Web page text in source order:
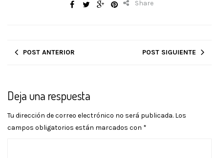
Share
POST ANTERIOR POST SIGUIENTE
Deja una respuesta
Tu dirección de correo electrónico no será publicada. Los
campos obligatorios están marcados con *